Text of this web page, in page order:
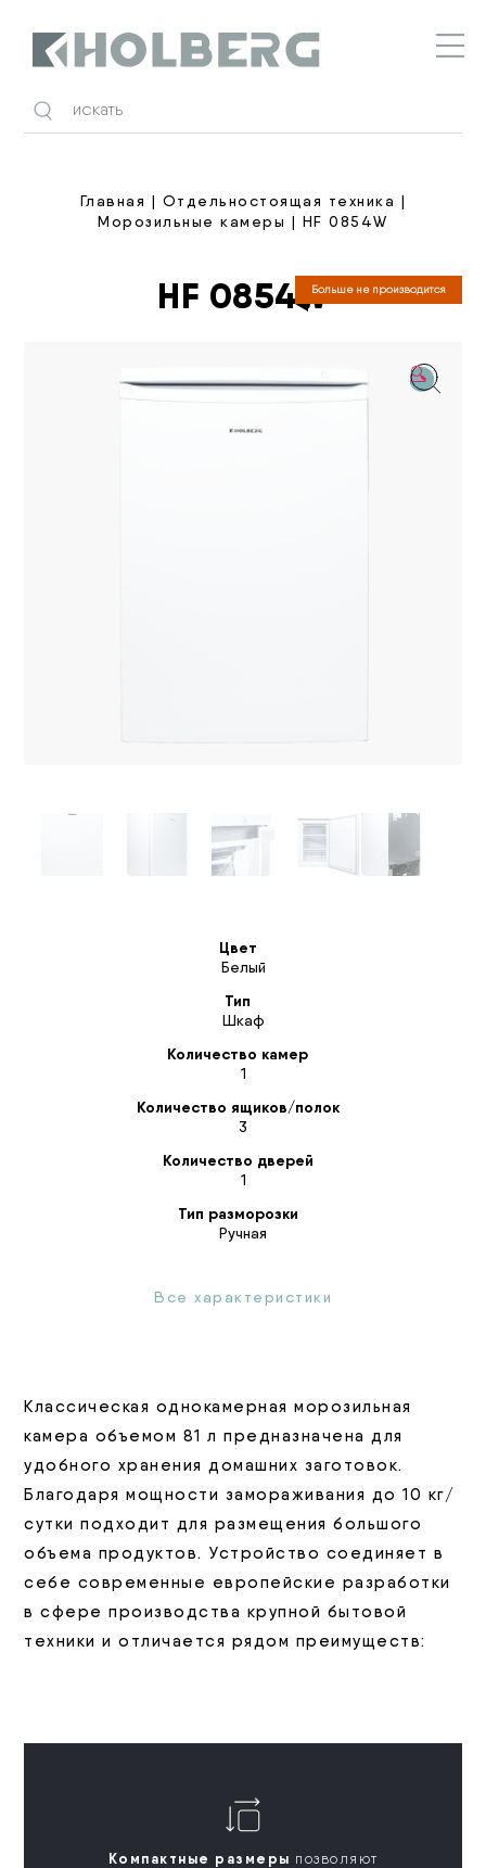
Главная | Отдельностоящая техника |
Морозильные камеры | HF 0854W
Больше не производится
HF 0854W
🔍
Цвет
Белый
Тип
Шкаф
Количество камер
1
Количество ящиков/полок
3
Количество дверей
1
Тип разморозки
Ручная
Все характеристики
Классическая однокамерная морозильная
камера объемом 81 л предназначена для
удобного хранения домашних заготовок.
Благодаря мощности замораживания до 10 кг/
сутки подходит для размещения большого
объема продуктов. Устройство соединяет в
себе современные европейские разработки
в сфере производства крупной бытовой
техники и отличается рядом преимуществ:
Компактные размеры позволяют